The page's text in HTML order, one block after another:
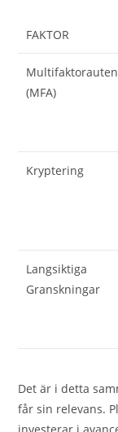
FAKTOR
(MFA)
Kryptering
Langsiktiga
Granskningar
Det är i detta
får sin relevans.